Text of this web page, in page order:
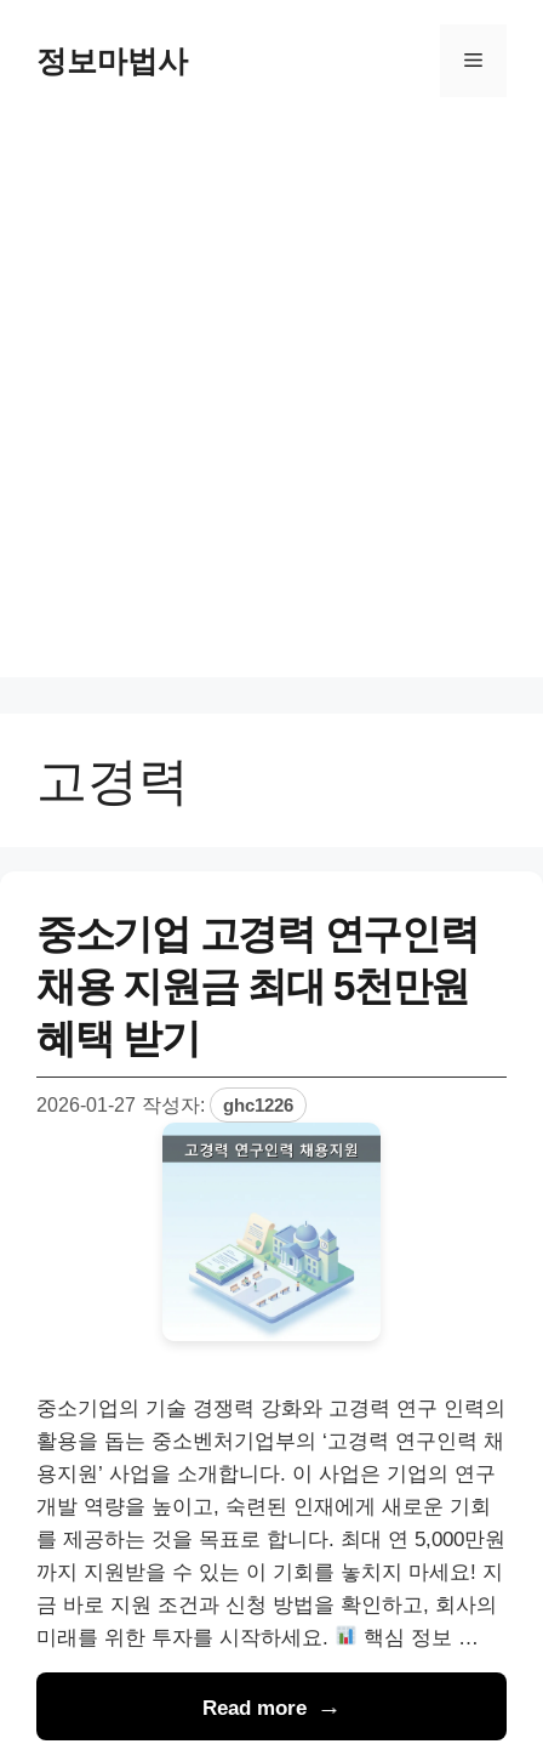
정보마법사 메
고경력
중소기업 고경력 연구인력
채용 지원금 최대 5천만원
혜택 받기
2026-01-27 작성자: ghc1226
중소기업의 기술 경쟁력 강화와 고경력 연구 인력의
활용을 돕는 중소벤처기업부의 ‘고경력 연구인력 채
용지원’ 사업을 소개합니다. 이 사업은 기업의 연구
개발 역량을 높이고, 숙련된 인재에게 새로운 기회
를 제공하는 것을 목표로 합니다. 최대 연 5,000만원
까지 지원받을 수 있는 이 기회를 놓치지 마세요! 지
금 바로 지원 조건과 신청 방법을 확인하고, 회사의
미래를 위한 투자를 시작하세요.
핵심 정보 …
Read more